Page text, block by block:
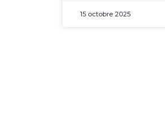
15 octobre 2025